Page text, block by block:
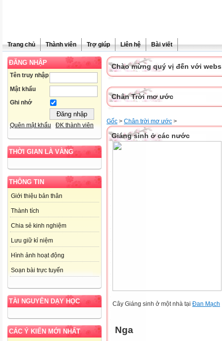
Trang chủ Thành viên Trợ giúp Liên hệ Bài viết
ĐĂNG NHẬP
Tên truy nhập
Mật khẩu
Ghi nhớ
Quên mật khẩu ĐK thành viên
THỜI GIAN LÀ VÀNG
THÔNG TIN
Giới thiệu bản thân
Thành tích
Chia sẻ kinh nghiệm
Lưu giữ kỉ niệm
Hình ảnh hoạt động
Soạn bài trực tuyến
TÀI NGUYÊN DẠY HỌC
CÁC Ý KIẾN MỚI NHẤT
Chào mừng quý vị đến với
Chân Trời mơ ước
Gốc > Chân trời mơ ước >
Giáng sinh ở các nước
Cây Giáng sinh ở một nhà tại Đan Mạch
Nga